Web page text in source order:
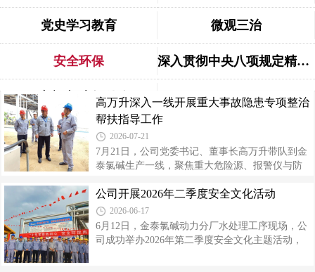
党史学习教育 微观三治
安全环保 深入贯彻中央八项规定精神学习教育
不忘初心 牢记使命 更多
高万升深入一线开展重大事故隐患专项整治
帮扶指导工作
2026-07-21
7月21日，公司党委书记、董事长高万升带队到金
泰氯碱生产一线，聚焦重大危险源、报警仪与防
故隐患专项整治帮扶指导，现场办公压责任、促
整改。金泰氯碱党委副书记、总经理高利平，副
总经理王奋斗，安监、生产及相关分厂负责人参
加。在重大危险源单体储槽区，高万升仔细查看
公司开展2026年二季度安全文化活动
2026-06-17
6月12日，金泰氯碱动力分厂水处理工序现场，公
司成功举办2026年第二季度安全文化主题活动，